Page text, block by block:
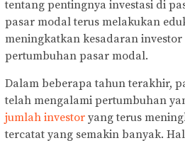
tentang pentingnya investasi di
pasar modal terus melakukan
meningkatkan kesadaran
pertumbuhan pasar modal.
Dalam beberapa tahun terakhir,
telah mengalami pertumbuhan
jumlah investor yang terus
tercatat yang semakin banyak.